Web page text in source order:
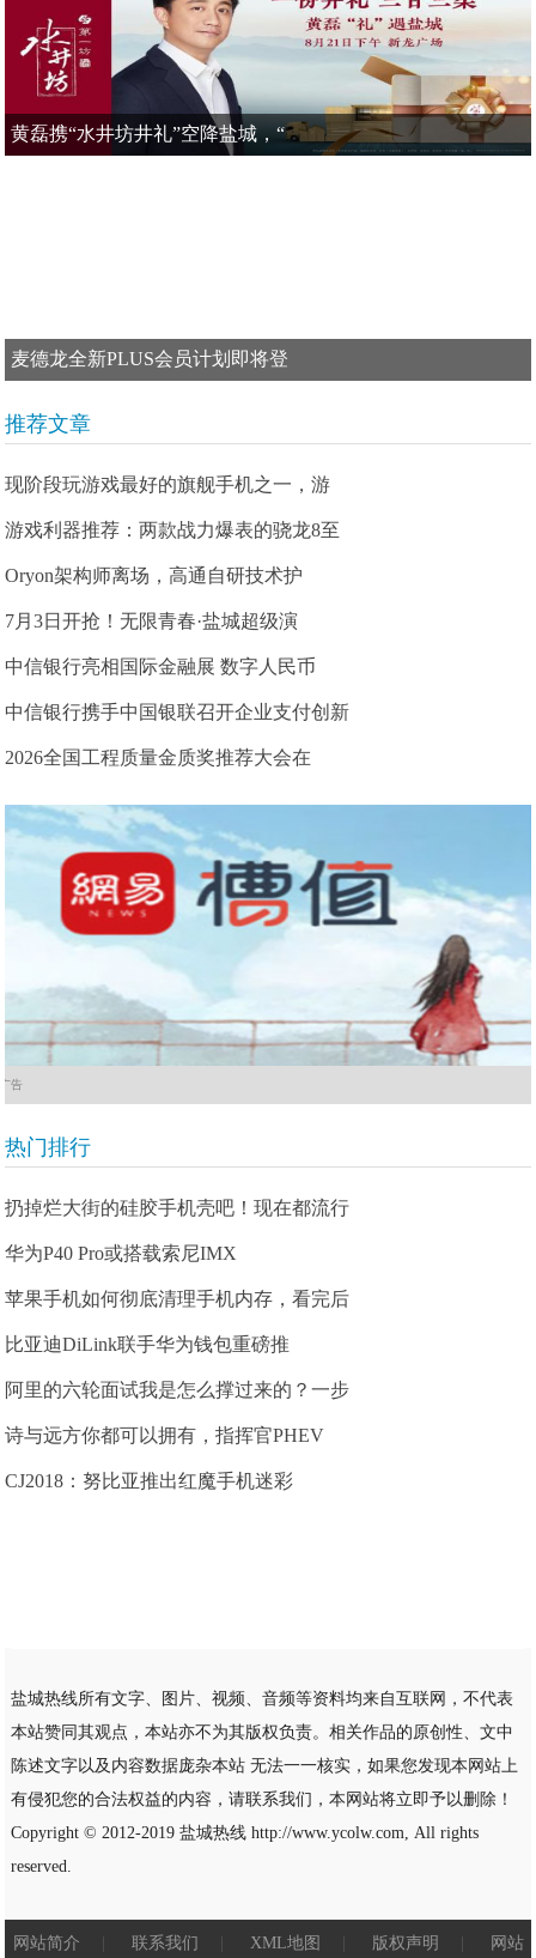
黄磊携“水井坊井礼”空降盐城，“
麦德龙全新PLUS会员计划即将登
推荐文章
现阶段玩游戏最好的旗舰手机之一，游
游戏利器推荐：两款战力爆表的骁龙8至
Oryon架构师离场，高通自研技术护
7月3日开抢！无限青春·盐城超级演
中信银行亮相国际金融展 数字人民币
中信银行携手中国银联召开企业支付创新
2026全国工程质量金质奖推荐大会在
广告
热门排行
扔掉烂大街的硅胶手机壳吧！现在都流行
华为P40 Pro或搭载索尼IMX
苹果手机如何彻底清理手机内存，看完后
比亚迪DiLink联手华为钱包重磅推
阿里的六轮面试我是怎么撑过来的？一步
诗与远方你都可以拥有，指挥官PHEV
CJ2018：努比亚推出红魔手机迷彩
盐城热线所有文字、图片、视频、音频等资料均来自互联网，不代表
本站赞同其观点，本站亦不为其版权负责。相关作品的原创性、文中
陈述文字以及内容数据庞杂本站 无法一一核实，如果您发现本网站上
有侵犯您的合法权益的内容，请联系我们，本网站将立即予以删除！
Copyright © 2012-2019 盐城热线http://www.ycolw.com, All rights
reserved.
网站简介 联系我们 XML地图 版权声明 网站